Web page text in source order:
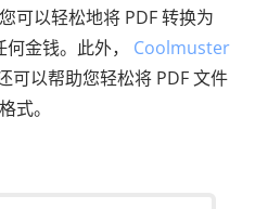
可以轻松地将 PDF 转换为
金钱。此外， Coolmuster
可以帮助您轻松将 PDF 文件
式。